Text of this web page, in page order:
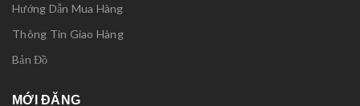
Hướng Dẫn Mua Hàng
Thông Tin Giao Hàng
Bản Đồ
MỚI ĐĂNG